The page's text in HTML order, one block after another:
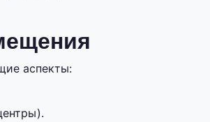
аспекты: